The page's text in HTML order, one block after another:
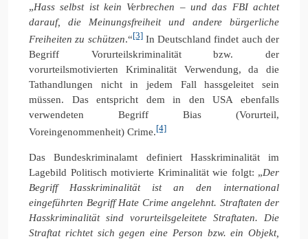
„Hass selbst ist kein Verbrechen – und das FBI achtet
darauf, die Meinungsfreiheit und andere bürgerliche
Freiheiten zu schützen.“[3]In Deutschland findet auch der
Begriff Vorurteilskriminalität bzw. der
vorurteilsmotivierten Kriminalität Verwendung, da die
Tathandlungen nicht in jedem Fall hassgeleitet sein
müssen. Das entspricht dem in den USA ebenfalls
verwendeten Begriff Bias (Vorurteil,
Voreingenommenheit) Crime.[4]
Das Bundeskriminalamt definiert Hasskriminalität im
Lagebild Politisch motivierte Kriminalität wie folgt: „Der
Begriff Hasskriminalität ist an den international
eingeführten Begriff Hate Crime angelehnt. Straftaten der
Hasskriminalität sind vorurteilsgeleitete Straftaten. Die
Straftat richtet sich gegen eine Person bzw. ein Objekt,